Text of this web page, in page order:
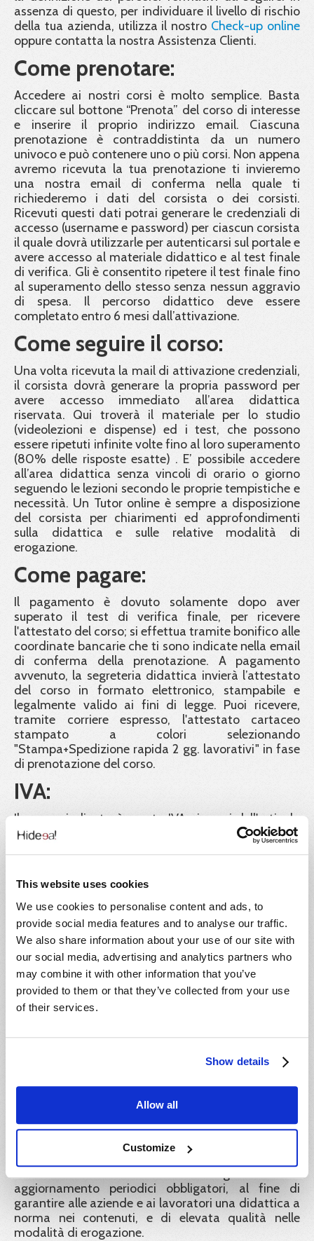
This website uses cookies
We use cookies to personalise content and ads, to
provide social media features and to analyse our traffic.
We also share information about your use of our site with
our social media, advertising and analytics partners who
may combine it with other information that you’ve
provided to them or that they’ve collected from your use
of their services.
Show details
Allow all
Customize
assenza di questo, per individuare il livello di rischio
della tua azienda, utilizza il nostro Check-up online
oppure contatta la nostra Assistenza Clienti.
Come prenotare:
Accedere ai nostri corsi è molto semplice. Basta
cliccare sul bottone “Prenota” del corso di interesse
e inserire il proprio indirizzo email. Ciascuna
prenotazione è contraddistinta da un numero
univoco e può contenere uno o più corsi. Non appena
avremo ricevuta la tua prenotazione ti invieremo
una nostra email di conferma nella quale ti
richiederemo i dati del corsista o dei corsisti.
Ricevuti questi dati potrai generare le credenziali di
accesso (username e password) per ciascun corsista
il quale dovrà utilizzarle per autenticarsi sul portale e
avere accesso al materiale didattico e al test finale
di verifica. Gli è consentito ripetere il test finale fino
al superamento dello stesso senza nessun aggravio
di spesa. Il percorso didattico deve essere
completato entro 6 mesi dall’attivazione.
Come seguire il corso:
Una volta ricevuta la mail di attivazione credenziali,
il corsista dovrà generare la propria password per
avere accesso immediato all’area didattica
riservata. Qui troverà il materiale per lo studio
(videolezioni e dispense) ed i test, che possono
essere ripetuti infinite volte fino al loro superamento
(80% delle risposte esatte) . E’ possibile accedere
all’area didattica senza vincoli di orario o giorno
seguendo le lezioni secondo le proprie tempistiche e
necessità. Un Tutor online è sempre a disposizione
del corsista per chiarimenti ed approfondimenti
sulla didattica e sulle relative modalità di
erogazione.
Come pagare:
Il pagamento è dovuto solamente dopo aver
superato il test di verifica finale, per ricevere
l'attestato del corso; si effettua tramite bonifico alle
coordinate bancarie che ti sono indicate nella email
di conferma della prenotazione. A pagamento
avvenuto, la segreteria didattica invierà l’attestato
del corso in formato elettronico, stampabile e
legalmente valido ai fini di legge. Puoi ricevere,
tramite corriere espresso, l'attestato cartaceo
stampato a colori selezionando
"Stampa+Spedizione rapida 2 gg. lavorativi" in fase
di prenotazione del corso.
IVA:
Il prezzo indicato è esente IVA ai sensi dell'articolo
10, n. 20) del D.P.R. 26 ottobre 1972, n. 633.
Ente formatore:
HIDEEA Srl Via Giuseppe Rosaccio, 6 00156 Roma.
Garanzia dei certificati:
Hideea Srl garantisce la validità legale dei corsi
pubblicati sul portale Impresa8108 e a tutela dei
corsisti rende liberamente consultabili e scaricabili
dal portale tutti i documenti e gli atti richiesti dalla
normativa vigente a convalida dei percorsi didattici
offerti. Inoltre tutti gli attestati rilasciati sono
lavoro e ogni autorità ispettiva possono verificarne
Le docenze sono tenute da formatori con
esperienza e professionalità rispondenti alle
disposizioni del Decreto Interministeriale del 6
Marzo 2013. Tutti i nostri formatori seguono corsi di
aggiornamento periodici obbligatori, al fine di
garantire alle aziende e ai lavoratori una didattica a
norma nei contenuti, e di elevata qualità nelle
modalità di erogazione.